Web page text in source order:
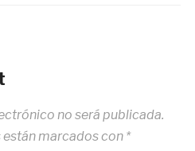
no será publicada.
marcados con *